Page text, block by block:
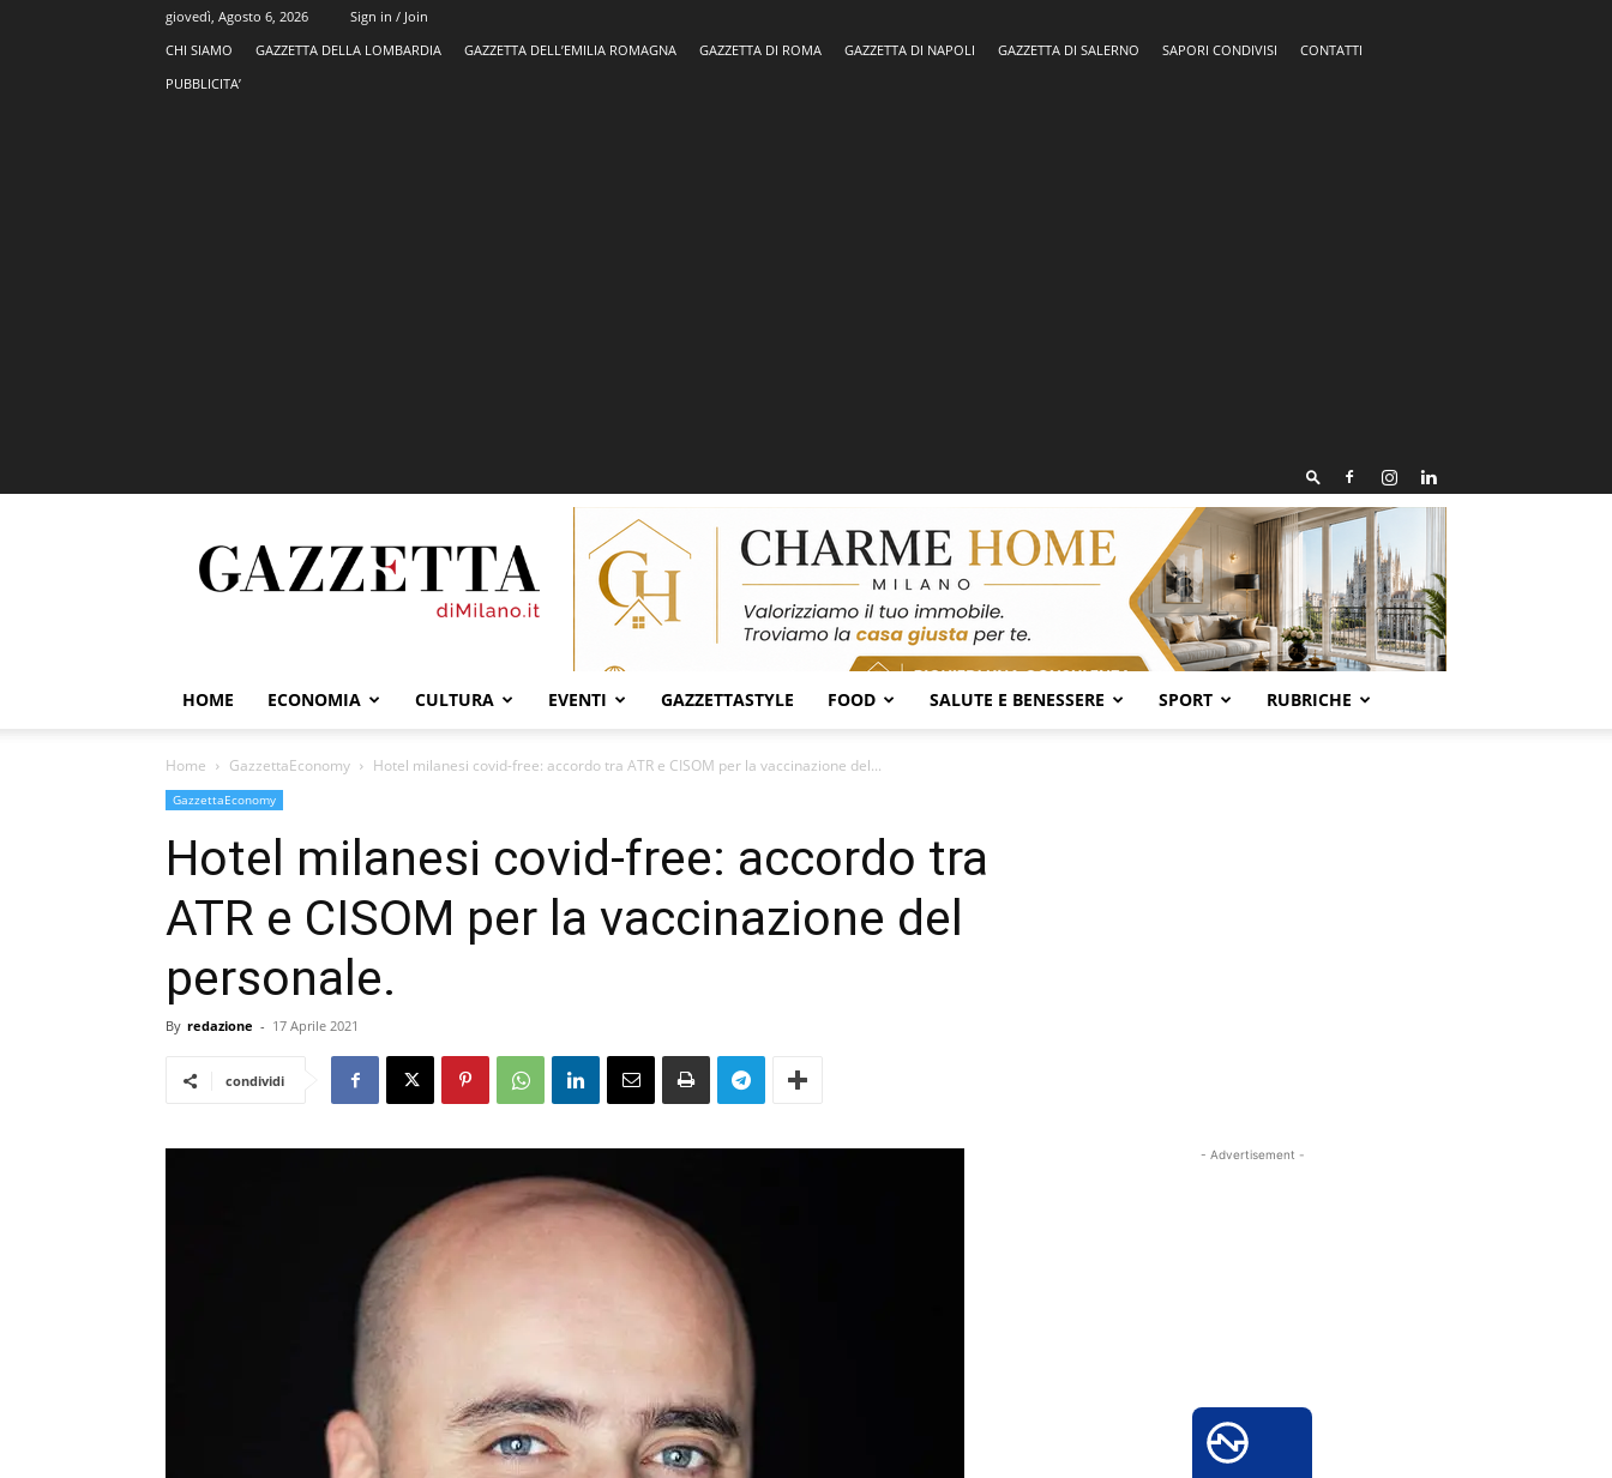
giovedì, Agosto 6, 2026
Sign in / Join
CHI SIAMO
GAZZETTA DELLA LOMBARDIA GAZZETTA DELL’EMILIA ROMAGNA GAZZETTA DI ROMA GAZZETTA DI NAPOLI GAZZETTA DI SALERNO SAPORI CONDIVISI
CONTATTI
PUBBLICITA’
HOME ECONOMIA CULTURA EVENTI GAZZETTASTYLE FOOD SALUTE E BENESSERE SPORT RUBRICHE
Home GazzettaEconomy Hotel milanesi covid-free: accordo tra ATR e CISOM per la vaccinazione del...
GazzettaEconomy
Hotel milanesi covid-free: accordo tra
ATR e CISOM per la vaccinazione del
personale.
By redazione - 17 Aprile 2021
condividi
- Advertisement -